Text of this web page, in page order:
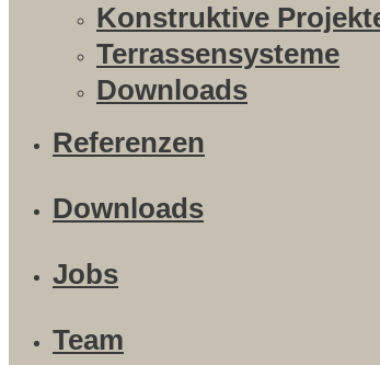
Konstruktive
Terrassensysteme
Downloads
Referenzen
Downloads
Jobs
Team